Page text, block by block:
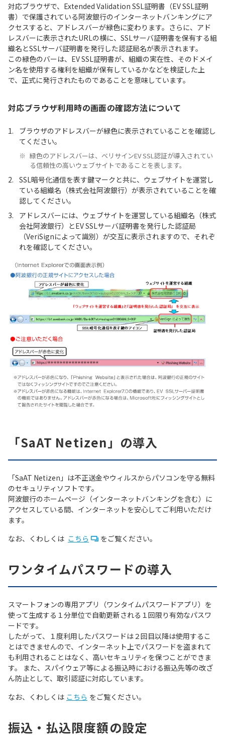
対応ブラウザで、Extended Validation SSL証明書（EV SSL証明
書）で保護されている阿波銀行のインターネットバンキングにア
クセスすると、アドレスバーが緑色に変わります。さらに、アド
レスバーに表示されたURLの横に、SSLサーバ証明書を保有する組
織名とSSLサーバ証明書を発行した認証局名が表示されます。
この緑色のバーは、EV SSL証明書が、組織の実在性、そのドメイ
ン名を使用する権利を組織が保有しているかなどを検証した上
で、正式に発行されたものであることを意味しています。
対応ブラウザ利用時の画面の確認方法について
ブラウザのアドレスバーが緑色に表示されていることを確認し
てください。
緑色のアドレスバーは、ベリサインEV SSL認証が導入されてい
る信頼性の高いウェブサイトであることを表します。
SSL暗号化通信を表す鍵マークと共に、ウェブサイトを運営し
ている組織名（株式会社阿波銀行）が表示されていることを確
認してください。
アドレスバーには、ウェブサイトを運営している組織名（株式
会社阿波銀行）とEV SSLサーバ証明書を発行した認証局
（VeriSignによって識別）が交互に表示されますので、それぞ
れを確認してください。
「SaAT Netizen」の導入
「SaAT Netizen」は不正送金やウィルスからパソコンを守る無料
のセキュリティソフトです。
阿波銀行のホームページ（インターネットバンキングを含む）に
アクセスしている間、インターネットを安心してご利用いただけ
ます。
なお、くわしくは こちら をご覧ください。
ワンタイムパスワードの導入
スマートフォンの専用アプリ（ワンタイムパスワードアプリ）を
使って生成する１分単位で自動更新される１回限り有効なパスワ
ードです。
したがって、１度利用したパスワードは２回目以降は使用するこ
とはできませんので、インターネット上でパスワードを盗まれて
も利用されることはなく、高いセキュリティを保つことができま
す。 また、スパイウェア等による振込時における振込先等の改ざ
ん防止として、取引認証に対応しています。
なお、くわしくは こちら をご覧ください。
振込・払込限度額の設定